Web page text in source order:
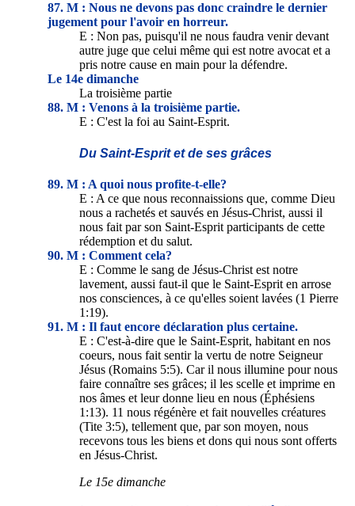
87. M : Nous ne devons pas donc craindre le dernier
jugement pour l'avoir en horreur.
E : Non pas, puisqu'il ne nous faudra venir devant
autre juge que celui même qui est notre avocat et a
pris notre cause en main pour la défendre.
Le 14e dimanche
La troisième partie
88. M : Venons à la troisième partie.
E : C'est la foi au Saint-Esprit.
Du Saint-Esprit et de ses grâces
89. M : A quoi nous profite-t-elle?
E : A ce que nous reconnaissions que, comme Dieu
nous a rachetés et sauvés en Jésus-Christ, aussi il
nous fait par son Saint-Esprit participants de cette
rédemption et du salut.
90. M : Comment cela?
E : Comme le sang de Jésus-Christ est notre
lavement, aussi faut-il que le Saint-Esprit en arrose
nos consciences, à ce qu'elles soient lavées (1 Pierre
1:19).
91. M : Il faut encore déclaration plus certaine.
E : C'est-à-dire que le Saint-Esprit, habitant en nos
coeurs, nous fait sentir la vertu de notre Seigneur
Jésus (Romains 5:5). Car il nous illumine pour nous
faire connaître ses grâces; il les scelle et imprime en
nos âmes et leur donne lieu en nous (Éphésiens
1:13). 11 nous régénère et fait nouvelles créatures
(Tite 3:5), tellement que, par son moyen, nous
recevons tous les biens et dons qui nous sont offerts
en Jésus-Christ.
Le 15e dimanche